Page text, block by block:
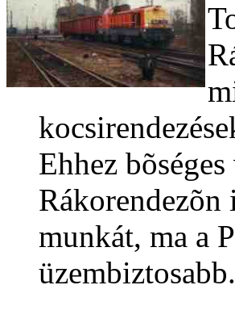
Ehhez
munkát, ma a
üzembiztosabb.